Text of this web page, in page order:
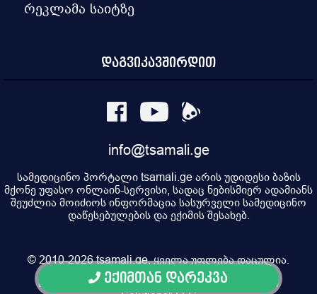
ექიმთან დარეკვა
რეკლამა საიტზე
დაგვიკავშირდით
info@tsamali.ge
სამედიცინო პორტალი tsamali.ge არის უდიდესი ბაზის
მქონე უფასო ონლაინ-სერვისი, სადაც ნებისმიერ ადამიანს
შეუძლია მოიძიოს ინფორმაცია სასურველი სამედიცინო
დაწესებულების და ექიმის შესახებ.
© 2010-2026 tsamali.ge, ყველა უფლება დაცულია.
Developed by Pulsar Digital, Property of "Digital